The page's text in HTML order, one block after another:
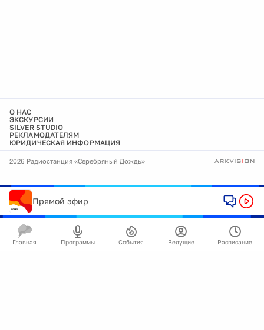
О НАС
ЭКСКУРСИИ
SILVER STUDIO
РЕКЛАМОДАТЕЛЯМ
ЮРИДИЧЕСКАЯ ИНФОРМАЦИЯ
2026 Радиостанция «Серебряный Дождь»
Прямой эфир
Главная Программы События Ведущие Расписание